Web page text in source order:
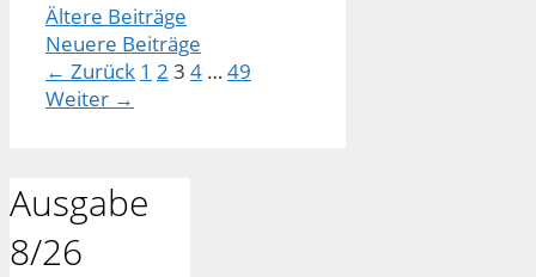
Ältere Beiträge
Neuere Beiträge
← Zurück Seite
1 Seite
2 Seite
3 Seite
4 … Seite
49
Weiter →
Ausgabe
8/26